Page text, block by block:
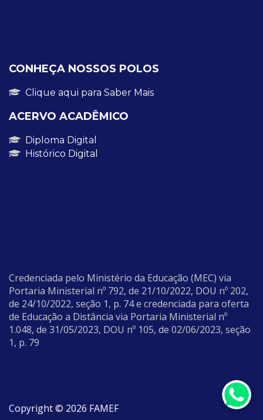
CONHEÇA NOSSOS POLOS
Clique aqui para Saber Mais
ACERVO ACADÊMICO
Diploma Digital
Histórico Digital
Credenciada pelo Ministério da Educação (MEC) via
Portaria Ministerial nº 792, de 21/10/2022, DOU nº 202,
de 24/10/2022, seção 1, p. 74 e credenciada para oferta
de Educação a Distância via Portaria Ministerial nº
1.048, de 31/05/2023, DOU nº 105, de 02/06/2023, seção
1, p. 79
Copyright © 2026 FAMEF